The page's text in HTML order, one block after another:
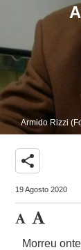
Armido Rizzi
share
19 Agosto 2020
Morreu